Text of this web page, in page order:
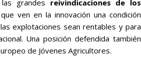
grandes reivindicaciones de los
que ven en la innovación una condición
explotaciones sean rentables y para
Una posición defendida también
de Jóvenes Agricultores.